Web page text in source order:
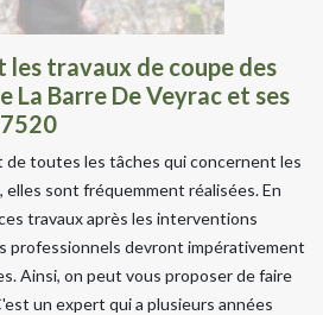
les travaux de coupe des
La Barre De Veyrac et ses
de toutes les tâches qui concernent les
elles sont fréquemment réalisées. En
travaux après les interventions
professionnels devront impérativement
Ainsi, on peut vous proposer de faire
un expert qui a plusieurs années